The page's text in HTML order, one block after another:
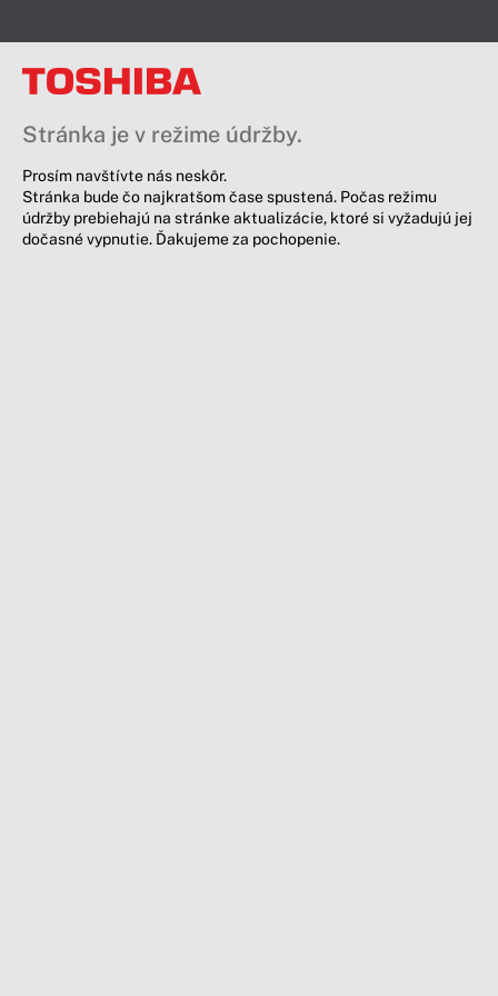
Stránka je v režime údržby.
Prosím navštívte nás neskôr.
Stránka bude čo najkratšom čase spustená. Počas režimu
údržby prebiehajú na stránke aktualizácie, ktoré si vyžadujú jej
dočasné vypnutie. Ďakujeme za pochopenie.